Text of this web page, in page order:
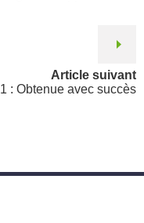
Article suivant
: Obtenue avec succès